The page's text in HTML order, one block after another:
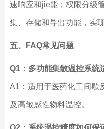
速响应和jie能；权限分级
集、存储和导出功能，实
五、FAQ常见问题
Q1：多功能集散温控系统
A1：适用于医药化工间歇
及高敏感性物料温控。